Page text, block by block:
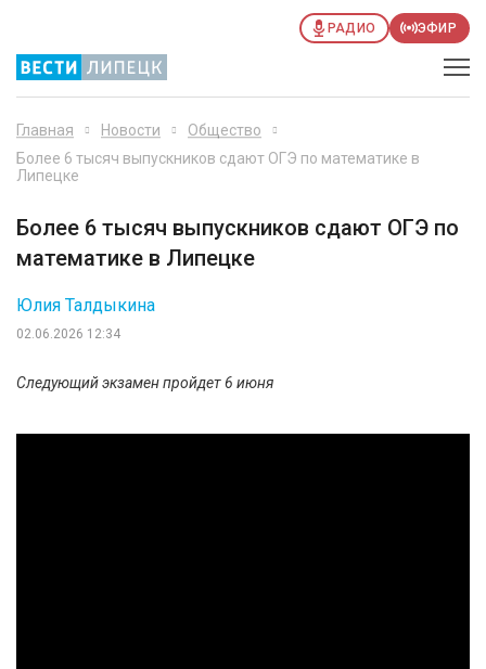
РАДИО ЭФИР
Главная Новости
Общество
Более 6 тысяч выпускников сдают ОГЭ по математике в
Липецке
Более 6 тысяч выпускников сдают ОГЭ по
математике в Липецке
02.06.2026 12:34
Юлия Талдыкина
Следующий экзамен пройдет 6 июня